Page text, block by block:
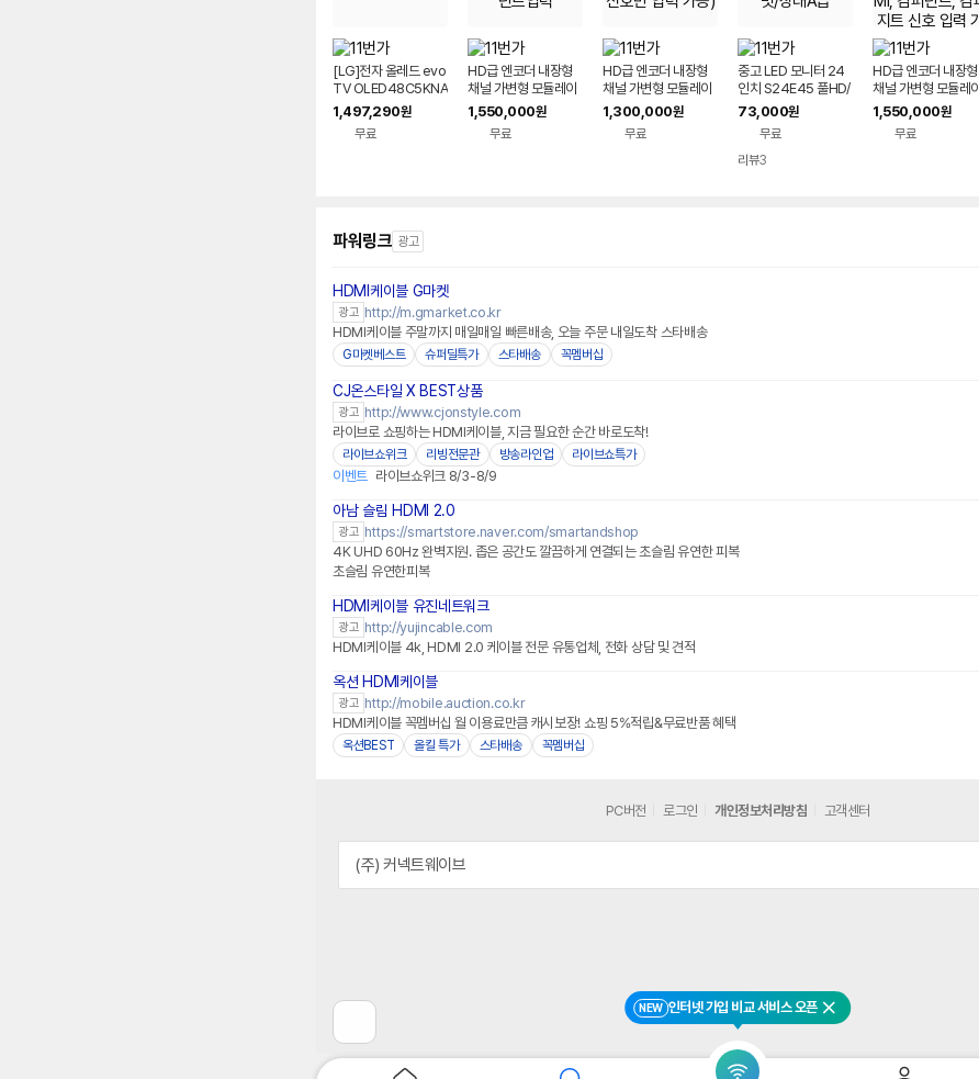
[LG]전자 올레드 evo
TV OLED48C5KNA
벽걸이형
1,497,290원
무료
HD급 엔코더 내장형
채널 가변형 모듈레이
터 THD-7000 HDM
I 컴퍼넌트입력
1,550,000원
무료
HD급 엔코더 내장형
채널 가변형 모듈레이
터 RFHD-1000ESA
(HDMI 신호만 입력 가
1,300,000원
무료
중고 LED 모니터 24
인치 S24E45 풀HD/
D-SUB/DVI/HDMI지
원/피벗/상태A급
73,000원
무료
리뷰3
HD급 엔코더 내장형
채널 가변형 모듈레이
터 RFHD-1000EMA
(HDMI, 컴퍼넌트, 컴
퍼지트 신호 입력 가
1,550,000원
무료
파워링크 광고
HDMI케이블 G마켓
광고 http://m.gmarket.co.kr
HDMI케이블 주말까지 매일매일 빠른배송, 오늘 주문 내일도착 스타배송
G마켓베스트 슈퍼딜특가 스타배송 꼭멤버십
CJ온스타일 X BEST상품
광고 http://www.cjonstyle.com
라이브로 쇼핑하는 HDMI케이블, 지금 필요한 순간 바로도착!
라이브쇼위크 리빙전문관 방송라인업 라이브쇼특가
이벤트 라이브쇼위크 8/3-8/9
아남 슬림 HDMI 2.0
광고 https://smartstore.naver.com/smartandshop
4K UHD 60Hz 완벽지원. 좁은 공간도 깔끔하게 연결되는 초슬림 유연한 피복
초슬림 유연한피복
HDMI케이블 유진네트워크
광고 http://yujincable.com
HDMI케이블 4k, HDMI 2.0 케이블 전문 유통업체, 전화 상담 및 견적
옥션 HDMI케이블
광고 http://mobile.auction.co.kr
HDMI케이블 꼭멤버십 월 이용료만큼 캐시보장! 쇼핑 5%적립&무료반품 혜택
옥션BEST 올킬 특가 스타배송 꼭멤버십
전
페
NEW 인터넷 가입 비교 서비스 오픈 닫기
PC버전 로그인 개인정보처리방침 고객센터
(주) 커넥트웨이브